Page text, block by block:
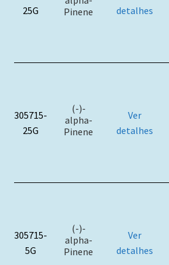
25G
Pinene
detalhes
305715-
25G
(-)-
alpha-
Pinene
Ver
detalhes
305715-
5G
(-)-
alpha-
Pinene
Ver
detalhes